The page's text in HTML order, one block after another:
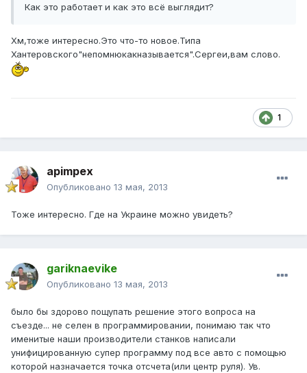
Как это работает и как это всё выглядит?
Хм,тоже интересно.Это что-то новое.Типа
Хантеровского"непомнюкакназывается".Сергеи,вам слово.
1
apimpex
Опубликовано 13 мая, 2013
Тоже интересно. Где на Украине можно увидеть?
gariknaevike
Опубликовано 13 мая, 2013
было бы здорово пощупать решение этого вопроса на
съезде... не селен в программировании, понимаю так что
именитые наши производители станков написали
унифицированную супер программу под все авто с помощью
которой назначается точка отсчета(или центр руля). Ув.